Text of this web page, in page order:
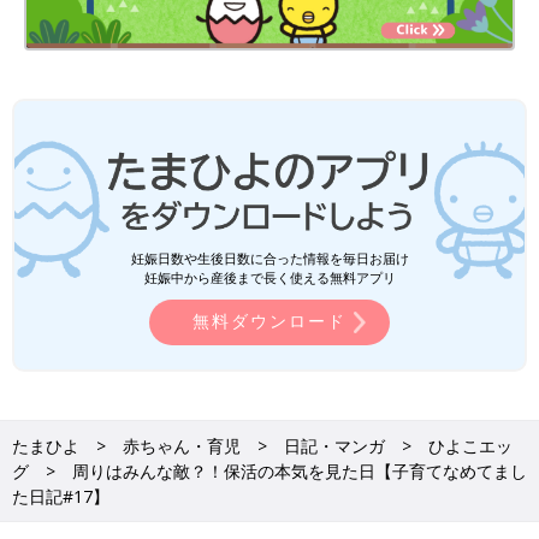
妊娠日数や生後日数に合った情報を毎日お届け
妊娠中から産後まで長く使える無料アプリ
無料ダウンロード
たまひよ 赤ちゃん・育児 日記・マンガ
ひよこエッ
グ
周りはみんな敵？！保活の本気を見た日【子育てなめてまし
た日記#17】